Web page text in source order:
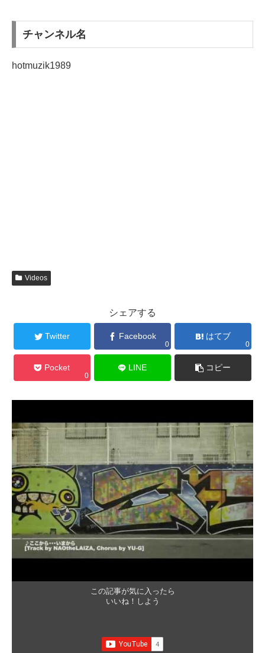
チャンネル名
hotmuzik1989
Videos
シェアする
Twitter Facebook
0
はてブ
0
Pocket
0
LINE コピー
この記事が気に入ったら
いいね！しよう